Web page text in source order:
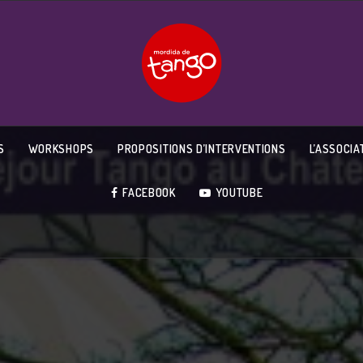
WORKSHOPS PROPOSITIONS D’INTERVENTIONS
FACEBOOK YOUTUBE